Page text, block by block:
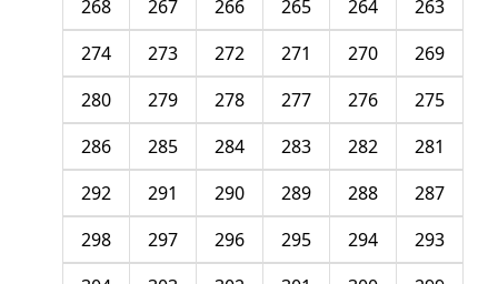
263
264
265
266
267
268
269
270
271
272
273
274
275
276
277
278
279
280
281
282
283
284
285
286
287
288
289
290
291
292
293
294
295
296
297
298